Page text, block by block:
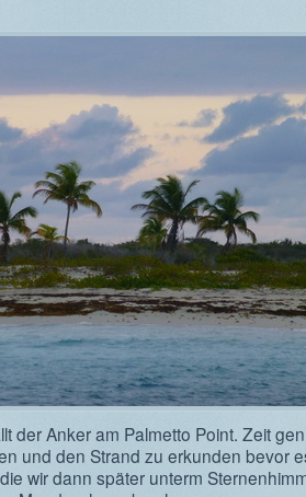
der Anker am Palmetto Point. Zeit
und den Strand zu erkunden bevor
wir dann später unterm